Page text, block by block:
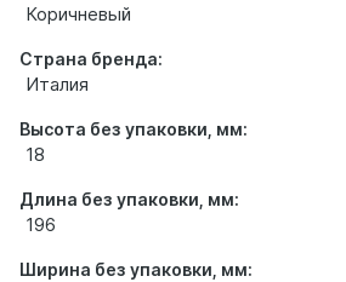
Коричневый
Страна бренда:
Италия
Высота без упаковки, мм:
18
Длина без упаковки, мм:
196
Ширина без упаковки, мм: